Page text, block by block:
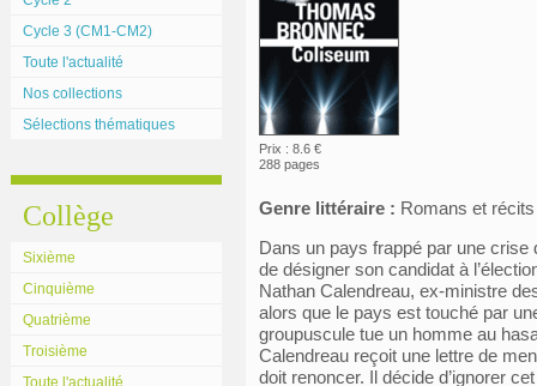
Cycle 3 (CM1-CM2)
Toute l'actualité
Nos collections
Sélections thématiques
Collège
Sixième
Cinquième
Quatrième
Troisième
Toute l'actualité
Prix : 8.6 €
288 pages
Genre littéraire : Romans et récits
Dans un pays frappé par une
de désigner son candidat à
Nathan Calendreau, ex-ministre
alors que le pays est touché par
groupuscule tue un homme au
Calendreau reçoit une lettre de
doit renoncer. Il décide d’ignorer